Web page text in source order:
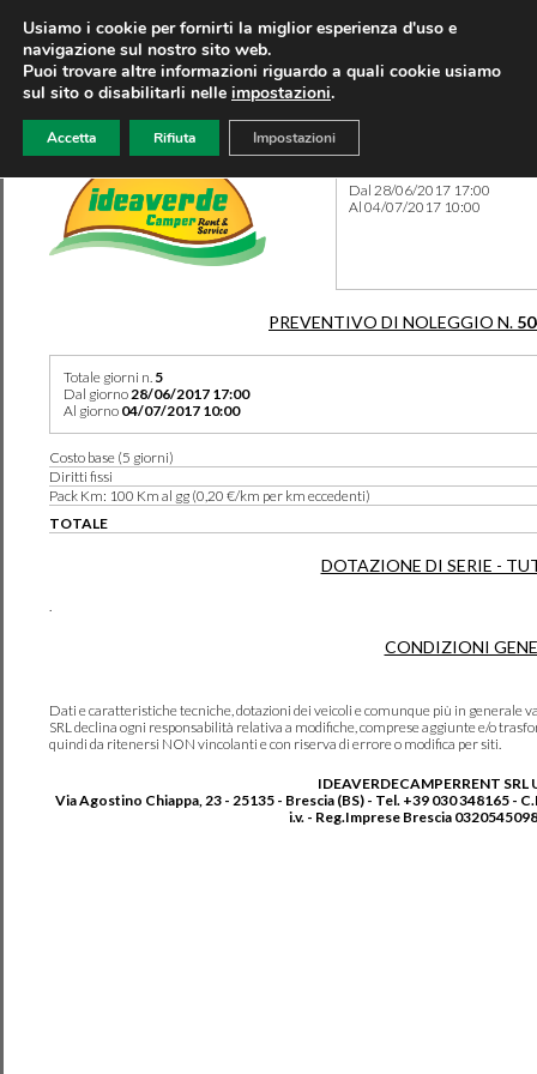
Dal 28/06/2017 17:00
Al 04/07/2017 10:00
PREVENTIVO DI NOLEGGIO N.
Totale giorni n. 5
Dal giorno28/06/2017 17:00
Al giorno 04/07/2017 10:00
Costo base (5 giorni)
Diritti fissi
Pack Km: 100 Km al gg (0,20 €/km per km eccedenti)
TOTALE
DOTAZIONE DI SERIE -
.
CONDIZIONI
Dati e caratteristiche tecniche, dotazioni dei veicoli e comunque più in generale
SRL declina ogni responsabilità relativa a modifiche, comprese aggiunte e/o
quindi da ritenersi NON vincolanti e con riserva di errore o modifica per siti.
IDEAVERDECAMPERRENT SRL
Via Agostino Chiappa, 23 - 25135 - Brescia (BS) - Tel. +39 030 348165 -
i.v. - Reg.Imprese Brescia
Usiamo i cookie per fornirti la miglior esperienza d'uso e
navigazione sul nostro sito web.
Puoi trovare altre informazioni riguardo a quali cookie usiamo
sul sito o disabilitarli nelle impostazioni.
Accetta Rifiuta Impostazioni